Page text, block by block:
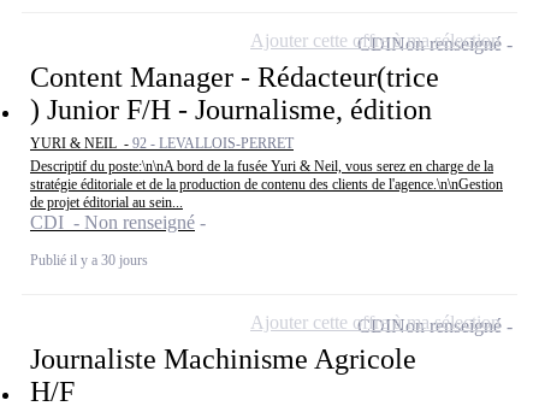
Content Manager - Rédacteur(trice
) Junior F/H - Journalisme, édition
YURI & NEIL - 92 - LEVALLOIS-PERRET
Descriptif du poste:\n\nA bord de la fusée Yuri & Neil, vous serez en charge de la
stratégie éditoriale et de la production de contenu des clients de l'agence.\n\nGestion
de projet éditorial au sein...
CDI - Non renseigné
Publié il y a 30 jours
CDINon renseigné
Ajouter cette offre à ma sélection
Journaliste Machinisme Agricole
H/F
CDINon renseigné
Ajouter cette offre à ma sélection